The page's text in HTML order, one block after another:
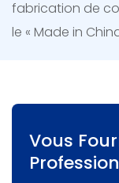
fabrication de
le « Made in
Vous